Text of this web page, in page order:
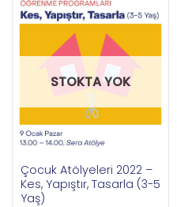
STOKTA YOK
Çocuk Atölyeleri 2022 –
Kes, Yapıştır, Tasarla (3-5
Yaş)